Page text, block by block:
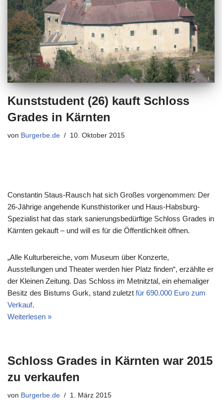
Kunststudent (26) kauft Schloss
Grades in Kärnten
von Burgerbe.de 10. Oktober 2015
Constantin Staus-Rausch hat sich Großes vorgenommen: Der
26-Jährige angehende Kunsthistoriker und Haus-Habsburg-
Spezialist hat das stark sanierungsbedürftige Schloss Grades in
Kärnten gekauft – und will es für die Öffentlichkeit öffnen.
„Alle Kulturbereiche, vom Museum über Konzerte,
Ausstellungen und Theater werden hier Platz finden“, erzählte er
der Kleinen Zeitung. Das Schloss im Metnitztal, ein ehemaliger
Besitz des Bistums Gurk, stand zuletzt für 690.000 Euro zum
Verkauf.
Weiterlesen »
Schloss Grades in Kärnten war 2015
zu verkaufen
von Burgerbe.de 1. März 2015